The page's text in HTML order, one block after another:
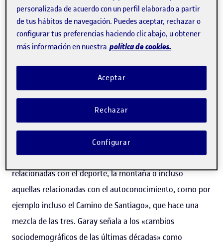
tradicionalmente más caras. «Se están viendo
disminuidas por la mayor flexibilidad a la hora de escoger
fechas y la adecuación de la oferta a este nuevo nicho de
mercado», sostiene Díaz.
Otro motivo de este auge lo indica el profesor de los
Estudios de Economía y Empresay director delmáster
universitario de Responsabilidad Social Corporativa
Garay. Asegura que algunas de las motivaciones que más
se han desarrollado los últimos años favorecen
precisamente el viajar solo, «como por ejemplo las
relacionadas con el deporte, la montaña o incluso
aquellas relacionadas con el autoconocimiento, como por
ejemplo incluso el Camino de Santiago», que hace una
mezcla de las tres. Garay señala a los «cambios
sociodemográficos de las últimas décadas» como
personalizada de acuerdo con un perfil elaborado a partir
de tus hábitos de navegación. Puedes aceptar, rechazar o
configurar tus preferencias haciendo clic abajo, u obtener
más información en nuestra política de cookies.
Rechazar
Aceptar
Configurar